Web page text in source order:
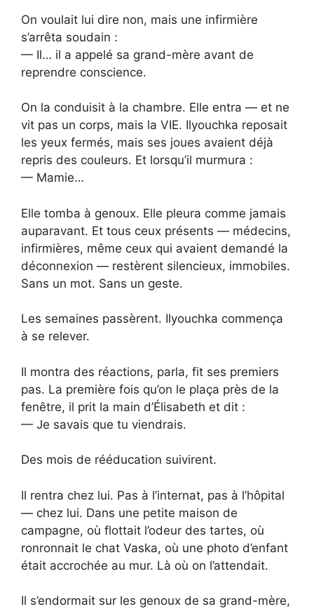
On voulait lui dire non, mais une infirmière
s’arrêta soudain :
— Il… il a appelé sa grand-mère avant de
reprendre conscience.
On la conduisit à la chambre. Elle entra — et ne
vit pas un corps, mais la VIE. Ilyouchka reposait
les yeux fermés, mais ses joues avaient déjà
repris des couleurs. Et lorsqu’il murmura :
— Mamie…
Elle tomba à genoux. Elle pleura comme jamais
auparavant. Et tous ceux présents — médecins,
infirmières, même ceux qui avaient demandé la
déconnexion — restèrent silencieux, immobiles.
Sans un mot. Sans un geste.
Les semaines passèrent. Ilyouchka commença
à se relever.
Il montra des réactions, parla, fit ses premiers
pas. La première fois qu’on le plaça près de la
fenêtre, il prit la main d’Élisabeth et dit :
— Je savais que tu viendrais.
Des mois de rééducation suivirent.
Il rentra chez lui. Pas à l’internat, pas à l’hôpital
— chez lui. Dans une petite maison de
campagne, où flottait l’odeur des tartes, où
ronronnait le chat Vaska, où une photo d’enfant
était accrochée au mur. Là où on l’attendait.
Il s’endormait sur les genoux de sa grand-mère,